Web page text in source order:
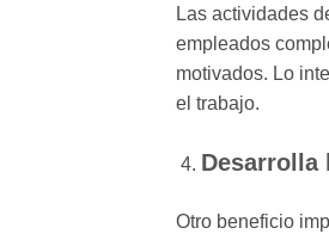
Las actividades
empleados
motivados. Lo
el trabajo.
Desarrolla
Otro beneficio